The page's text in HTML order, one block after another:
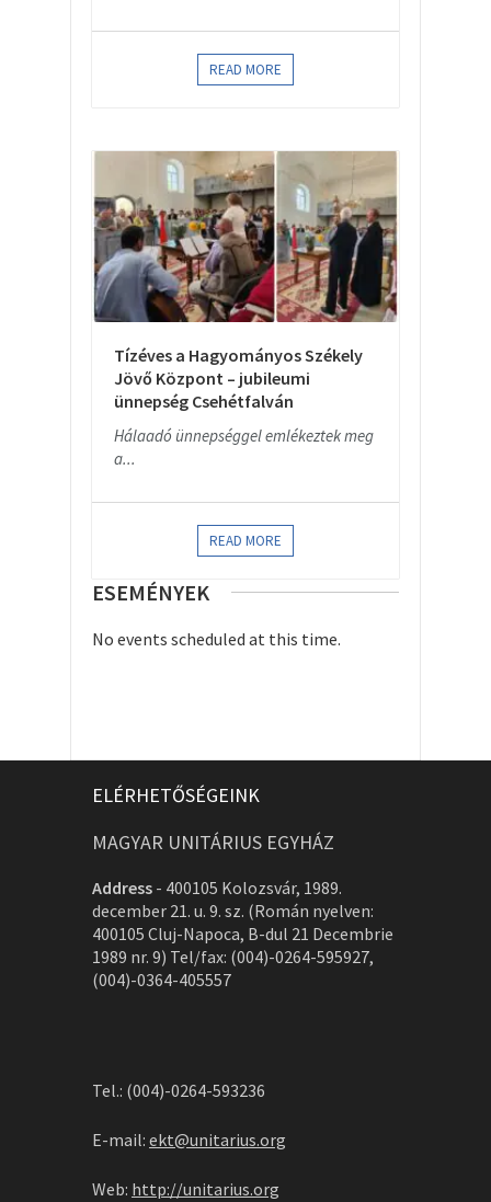
READ MORE
Tízéves a Hagyományos Székely
Jövő Központ – jubileumi
ünnepség Csehétfalván
Hálaadó ünnepséggel emlékeztek meg
a...
READ MORE
ESEMÉNYEK
No events scheduled at this time.
ELÉRHETŐSÉGEINK
MAGYAR UNITÁRIUS EGYHÁZ
Address - 400105 Kolozsvár, 1989.
december 21. u. 9. sz. (Román nyelven:
400105 Cluj-Napoca, B-dul 21 Decembrie
1989 nr. 9) Tel/fax: (004)-0264-595927,
(004)-0364-405557
Tel.: (004)-0264-593236
E-mail: ekt@unitarius.org
Web: http://unitarius.org